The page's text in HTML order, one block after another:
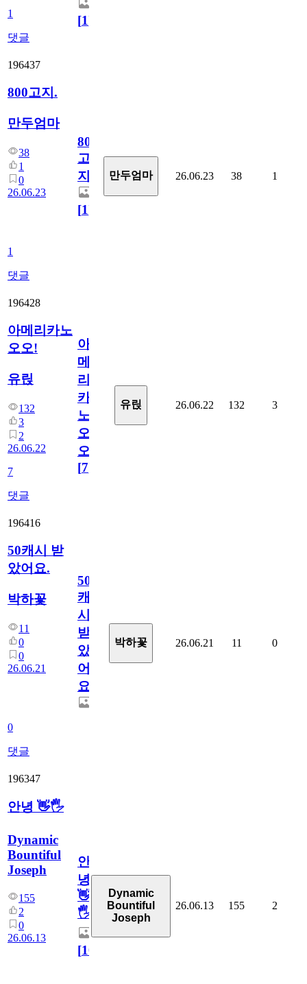
1
댓글
[1]
196437
800고지.
만두엄마
38
1
0
26.06.23
1
댓글
800
고
지.
[1]
만두엄마 26.06.23 38 1
196428
아메리카노
오오!
유릱
132
3
2
26.06.22
7
댓글
아
메
리
카
노
오
오!
[7]
유릱 26.06.22 132 3
196416
50캐시 받
았어요.
박하꽃
11
0
0
26.06.21
0
댓글
50
캐
시
받
았
어
요.
박하꽃 26.06.21 11 0
196347
안녕 👋🖐
Dynamic
Bountiful
Joseph
155
2
0
26.06.13
안
녕
👋
🖐
[10
Dynamic
Bountiful
Joseph
26.06.13 155 2